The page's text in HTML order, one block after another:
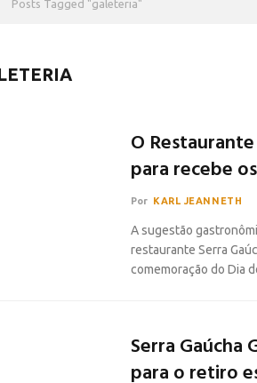
Posts Tagged "galeteria"
O
para recebe
Por KARL JEANNETH
A sugestão
restaurante Serra
comemoração do Dia
Serra Gaúcha
para o retiro